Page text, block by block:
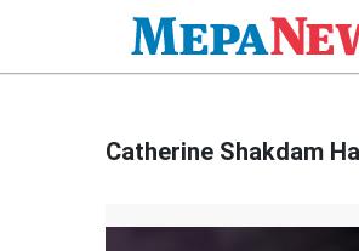
Catherine Shakdam